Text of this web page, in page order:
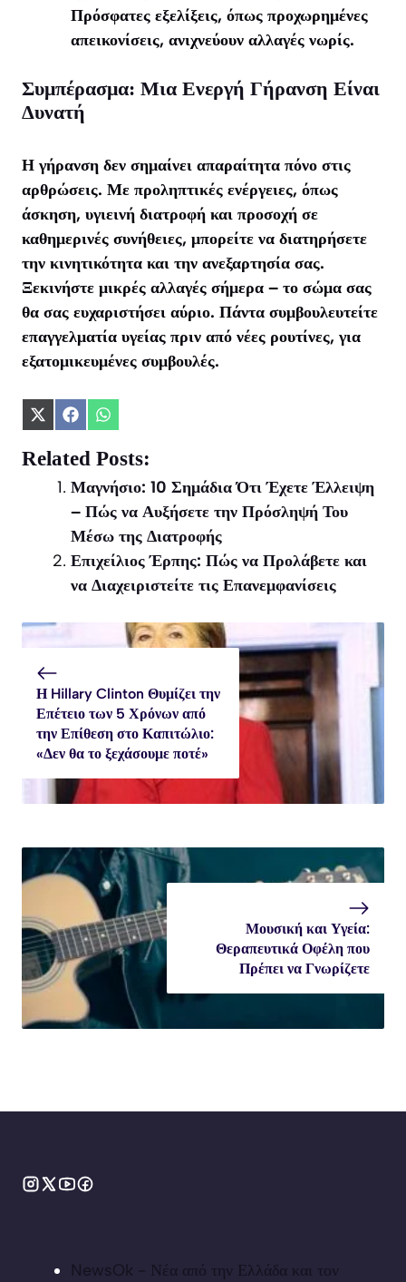
Πρόσφατες εξελίξεις, όπως προχωρημένες
απεικονίσεις, ανιχνεύουν αλλαγές νωρίς.
Συμπέρασμα: Μια Ενεργή Γήρανση Είναι
Δυνατή
Η γήρανση δεν σημαίνει απαραίτητα πόνο στις
αρθρώσεις. Με προληπτικές ενέργειες, όπως
άσκηση, υγιεινή διατροφή και προσοχή σε
καθημερινές συνήθειες, μπορείτε να διατηρήσετε
την κινητικότητα και την ανεξαρτησία σας.
Ξεκινήστε μικρές αλλαγές σήμερα – το σώμα σας
θα σας ευχαριστήσει αύριο. Πάντα συμβουλευτείτε
επαγγελματία υγείας πριν από νέες ρουτίνες, για
εξατομικευμένες συμβουλές.
Share
X
(Twitter)
Share
Facebook
Share
WhatsApp
Related Posts:
Μαγνήσιο: 10 Σημάδια Ότι Έχετε Έλλειψη
– Πώς να Αυξήσετε την Πρόσληψή Του
Μέσω της Διατροφής
Επιχείλιος Έρπης: Πώς να Προλάβετε και
να Διαχειριστείτε τις Επανεμφανίσεις
Η Hillary Clinton Θυμίζει την
Επέτειο των 5 Χρόνων από
την Επίθεση στο Καπιτώλιο:
«Δεν θα το ξεχάσουμε ποτέ»
Μουσική και Υγεία:
Θεραπευτικά Οφέλη που
Πρέπει να Γνωρίζετε
NewsOk - Νέα από την Ελλάδα και τον